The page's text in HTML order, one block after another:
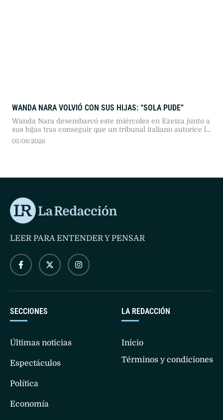
WANDA NARA VOLVIÓ CON SUS HIJAS: “SOLA PUDE”
Wanda Nara desembarcó este miércoles en Ezeiza junto a
sus hijas tras conseguir que un tribunal italiano autorice la
tramitación de sus pasaportes, ante la falta de
05/08/2026
LA REDACCIÓN
Inicio
Términos y condiciones
SECCIONES
Últimas noticias
Espectáculos
Política
Economía
LEER PARA ENTENDER Y PENSAR